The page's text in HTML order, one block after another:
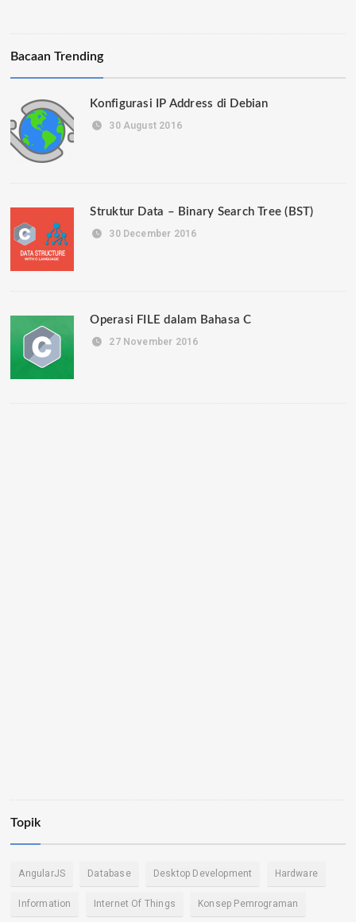
Bacaan Trending
Konfigurasi IP Address di Debian
30 August 2016
Struktur Data – Binary Search Tree (BST)
30 December 2016
Operasi FILE dalam Bahasa C
27 November 2016
Topik
AngularJS Database Desktop Development Hardware
Information Internet Of Things Konsep Pemrograman